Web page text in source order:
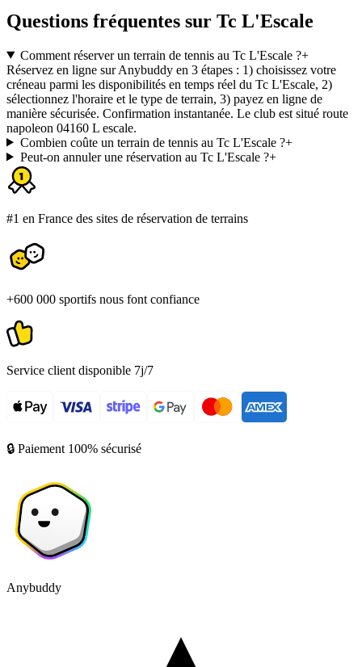
Questions fréquentes sur Tc L'Escale
Comment réserver un terrain de tennis au Tc L'Escale ?+
Réservez en ligne sur Anybuddy en 3 étapes : 1) choisissez votre
créneau parmi les disponibilités en temps réel du Tc L'Escale, 2)
sélectionnez l'horaire et le type de terrain, 3) payez en ligne de
manière sécurisée. Confirmation instantanée. Le club est situé route
napoleon 04160 L escale.
Combien coûte un terrain de tennis au Tc L'Escale ?+
Peut-on annuler une réservation au Tc L'Escale ?+
#1 en France des sites de réservation de terrains
+600 000 sportifs nous font confiance
Service client disponible 7j/7
🔒 Paiement 100% sécurisé
Anybuddy